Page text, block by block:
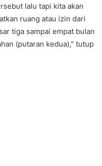
lalu tapi kita akan
ruang atau izin dari
tiga sampai empat bulan
(putaran kedua)," tutup